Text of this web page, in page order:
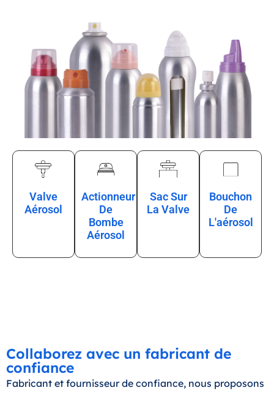
Valve
Aérosol
Actionneur
De
Bombe
Aérosol
Sac Sur
La Valve
Bouchon
De
L'aérosol
Collaborez avec un fabricant de
confiance
Fabricant et fournisseur de confiance, nous proposons